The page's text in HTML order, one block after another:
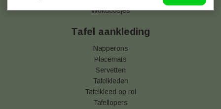
Wokdoosjes
Tafel aankleding
Napperons
Placemats
Servetten
Tafelkleden
Tafelkleed op rol
Tafellopers